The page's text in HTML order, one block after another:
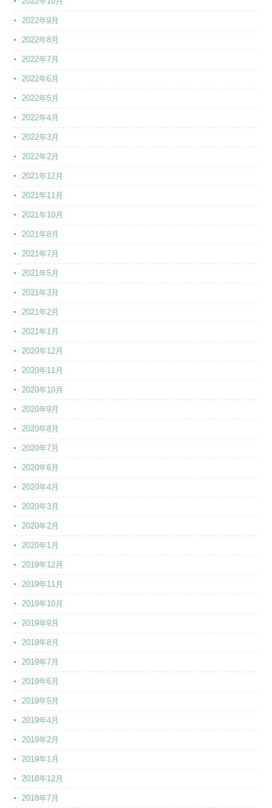
2022年9月
2022年8月
2022年7月
2022年6月
2022年5月
2022年4月
2022年3月
2022年2月
2021年12月
2021年11月
2021年10月
2021年8月
2021年7月
2021年5月
2021年3月
2021年2月
2021年1月
2020年12月
2020年11月
2020年10月
2020年9月
2020年8月
2020年7月
2020年6月
2020年4月
2020年3月
2020年2月
2020年1月
2019年12月
2019年11月
2019年10月
2019年9月
2019年8月
2019年7月
2019年6月
2019年5月
2019年4月
2019年2月
2019年1月
2018年12月
2018年7月